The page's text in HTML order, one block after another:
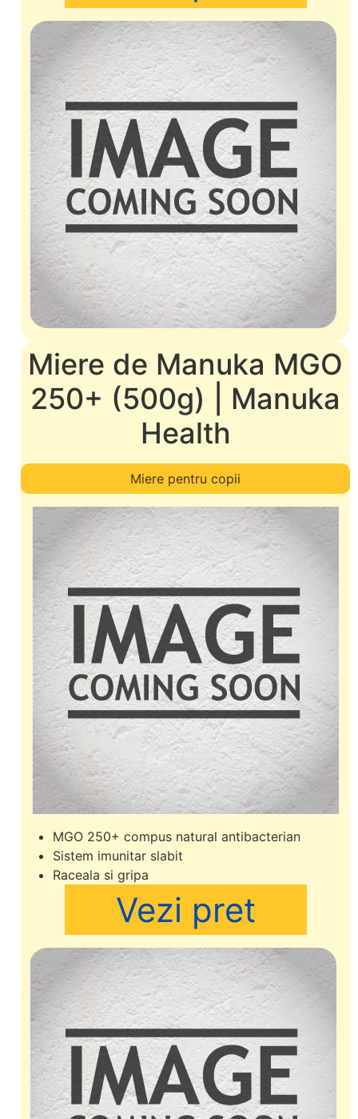
Miere de Manuka MGO
250+ (500g) | Manuka
Health
Miere pentru copii
MGO 250+ compus natural antibacterian
Sistem imunitar slabit
Raceala si gripa
Vezi pret